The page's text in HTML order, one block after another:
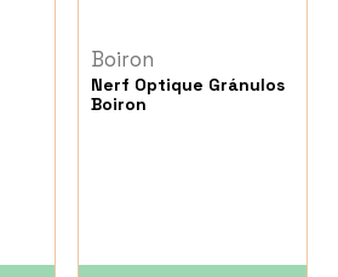
Boiron
Nerf Optique Gránulos
Boiron